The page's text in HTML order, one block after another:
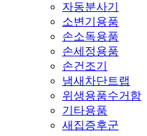
자동분사기
소변기용품
손소독용품
손세정용품
손건조기
냄새차단트랩
위생용품수거함
기타용품
새집증후군